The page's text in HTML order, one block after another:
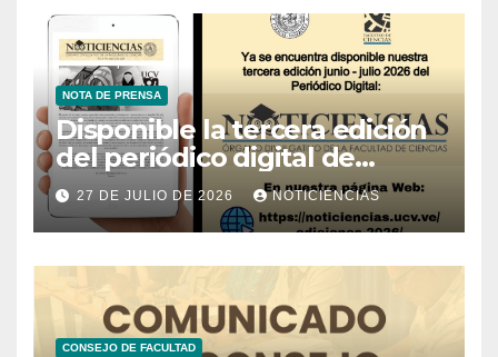
NOTA DE PRENSA
Disponible la tercera edición
del periódico digital de
Noticiencias 2026
27 DE JULIO DE 2026 NOTICIENCIAS
CONSEJO DE FACULTAD